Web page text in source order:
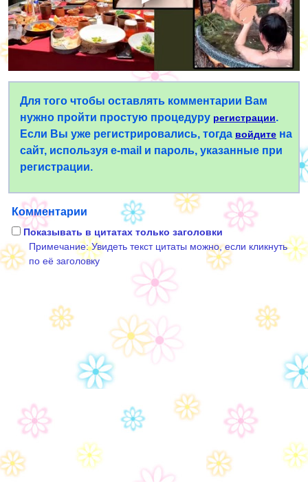
Для того чтобы оставлять комментарии Вам
нужно пройти простую процедуру регистрации.
Если Вы уже регистрировались, тогда войдите на
сайт, используя e-mail и пароль, указанные при
регистрации.
Комментарии
Показывать в цитатах только заголовки
Примечание: Увидеть текст цитаты можно, если кликнуть
по её заголовку